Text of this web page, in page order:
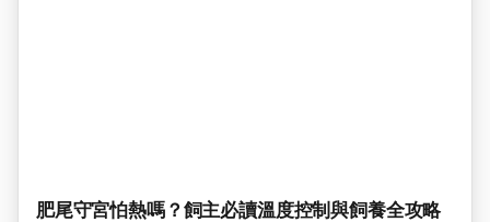
肥尾守宮怕熱嗎？飼主必讀溫度控制與飼養全攻略